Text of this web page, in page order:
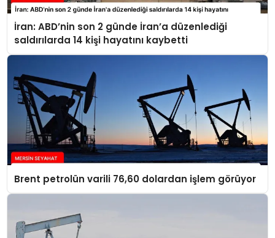
İran: ABD’nin son 2 günde İran’a düzenlediği
saldırılarda 14 kişi hayatını kaybetti
Brent petrolün varili 76,60 dolardan işlem görüyor